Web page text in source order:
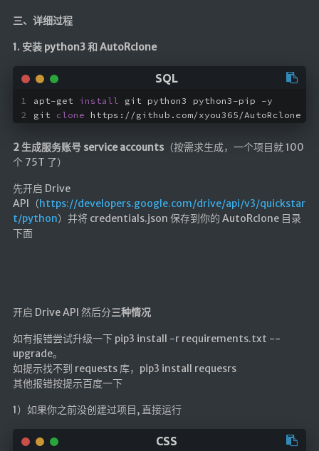
三、详细过程
1. 安装 python3 和 AutoRclone
apt-get install
git python3 python3-pip -y
git clone https://github.com/xyou365/AutoRclone &&
2 生成服务账号 service accounts（按需求生成，一个项目就 100
个 75T 了）
先开启 Drive
API（https://developers.google.com/drive/api/v3/quickstar
t/python）并将 credentials.json 保存到你的 AutoRclone 目录
下面
开启 Drive API 然后分三种情况
如有报错尝试升级一下 pip3 install -r requirements.txt --
upgrade。
如提示找不到 requests 库，pip3 install requesrs
其他报错按提示百度一下
1）如果你之前没创建过项目, 直接运行
无损音乐下载
Beats Per Minute
📕学习
知乎付费文章
乐理学习
ffmpeg学习
字帖生成